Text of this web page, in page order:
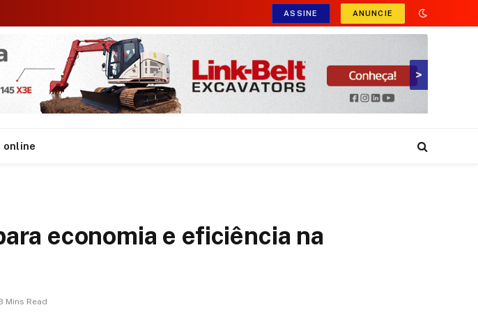
ASSINE ANUNCIE
>
online
economia e eficiência na
Mins Read